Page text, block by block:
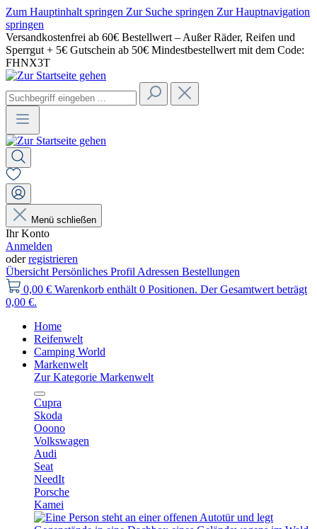
Zum Hauptinhalt springen Zur Suche springen Zur Hauptnavigation
springen
Versandkostenfrei ab 60€ Bestellwert – Außer Räder, Reifen und
Sperrgut + 5€ Gutschein ab 50€ Mindestbestellwert mit dem Code:
FHNX3T
Menü schließen
Ihr Konto
Anmelden
oderregistrieren
Übersicht Persönliches Profil Adressen Bestellungen
0,00 € Warenkorb enthält 0 Positionen. Der Gesamtwert beträgt
0,00 €.
Home
Reifenwelt
Camping World
Markenwelt
Zur Kategorie Markenwelt
Cupra
Skoda
Ooono
Volkswagen
Audi
Seat
NeedIt
Porsche
Kamei